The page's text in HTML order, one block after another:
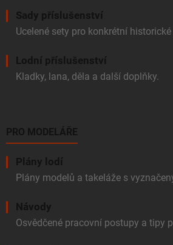
Sady příslušenství
Ucelené sety pro konkrétní historické
Lodní příslušenství
Kladky, lana, děla a další doplňky.
PRO MODELÁŘE
Plány lodí
Plány modelů a takeláže s
Návody
Osvědčené pracovní postupy a tipy